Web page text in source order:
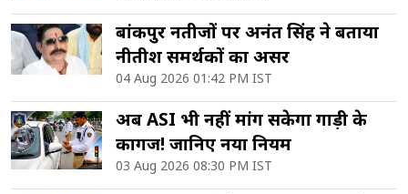
बांकीपुर नतीजों पर अनंत सिंह ने बताया
नीतीश समर्थकों का असर
04 Aug 2026 01:42 PM IST
अब ASI भी नहीं मांग सकेगा गाड़ी के
कागज! जानिए नया नियम
03 Aug 2026 08:30 PM IST